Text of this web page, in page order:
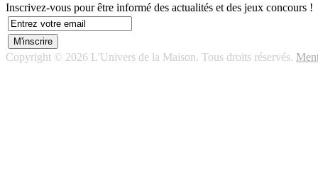
Inscrivez-vous pour être informé des actualités et des jeux concours !
Copyright © 2026 L'Univers de la Maison. Tous droits réservés.